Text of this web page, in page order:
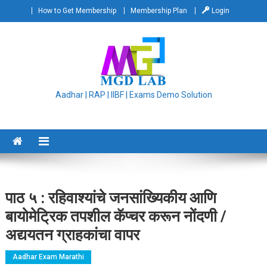
to
How to Get Membership Membership Plan Login
Aadhar | RAP | IIBF | Exams Demo Solution
पाठ ५ : रहिवाश्यांचे जनसांख्यिकीय आणि
बायोमेट्रिक तपशील कॅप्चर करून नोंदणी /
अद्ययतन ग्राहकांचा वापर
Aadhar Exam Marathi